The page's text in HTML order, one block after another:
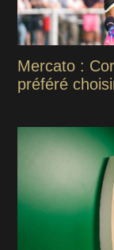
Mercato :
préféré